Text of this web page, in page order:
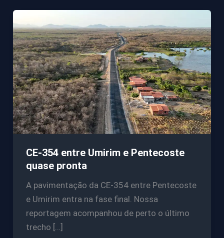
CE-354 entre Umirim e Pentecoste
quase pronta
A pavimentação da CE-354 entre Pentecoste
e Umirim entra na fase final. Nossa
reportagem acompanhou de perto o último
trecho […]